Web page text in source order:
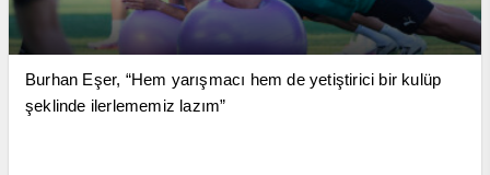
Burhan Eşer, “Hem yarışmacı hem de yetiştirici bir kulüp
şeklinde ilerlememiz lazım”